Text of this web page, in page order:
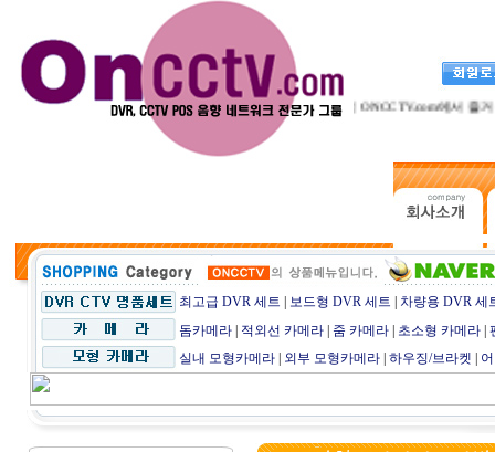
CCTV전문점 ONCCTV.com에서 즐거운
최고급 DVR 세트 보드형 DVR 세트
차량용 DVR 세
돔카메라
적외선 카메라 줌 카메라 초소형 카메라
실내 모형카메라
외부 모형카메라 하우징/브라켓